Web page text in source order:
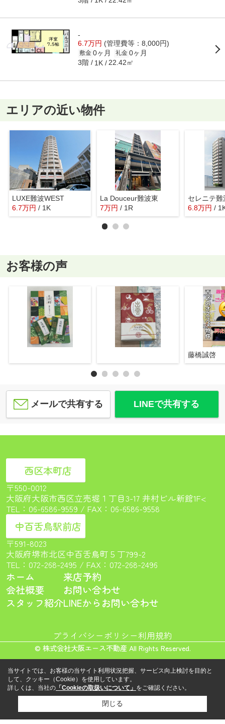
-
6.7万円 (管理費等：8,000円)
敷金 0ヶ月 礼金 0ヶ月
3階 1K 22.42㎡
エリアの近い物件
LUXE難波WEST
6.7万円 / 1K
La Douceur難波東
7万円 / 1R
セレニテ難
6.8万円 /
お客様の声
藤橋誠啓
メールで共有する LINEで共有する
西区本町店
〒550-0012
大阪府大阪市西区立売堀１丁目3-17 井村ビル新館1F<
TEL： 06-6586-9559 / FAX：06-6586-9558
中百舌鳥駅前店
〒591-8023
大阪府堺市北区中百舌鳥町５丁799-2
TEL： 072-268-2495 / FAX：072-268-2496
ホーム
会社概要
スタッフ紹介
来店予約
お問い合わせ
LINEからお問い合わせ
プライバシーポリシー利用規約
© 株式会社大阪エース不動産 All Rights Reserved.
当サイトでは、お客様の当サイト利用状況把握、サービス向上検討を目的と
して、クッキー（Cookie）を使用しています。
詳しくは、当社の 「Cookieの取扱いについて」 をご確認ください。
閉じる